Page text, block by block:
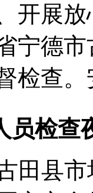
开展放
宁德
检查。
员检查
田县